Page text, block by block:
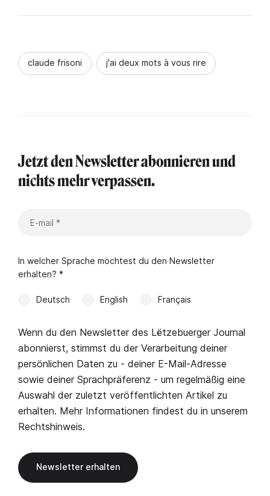
claude frisoni j'ai deux mots à vous rire
Jetzt den Newsletter abonnieren und
nichts mehr verpassen.
In welcher Sprache möchtest du den Newsletter
erhalten? *
Deutsch English Français
Wenn du den Newsletter des Lëtzebuerger Journal
abonnierst, stimmst du der Verarbeitung deiner
persönlichen Daten zu - deiner E-Mail-Adresse
sowie deiner Sprachpräferenz - um regelmäßig eine
Auswahl der zuletzt veröffentlichten Artikel zu
erhalten. Mehr Informationen findest du in unserem
Rechtshinweis.